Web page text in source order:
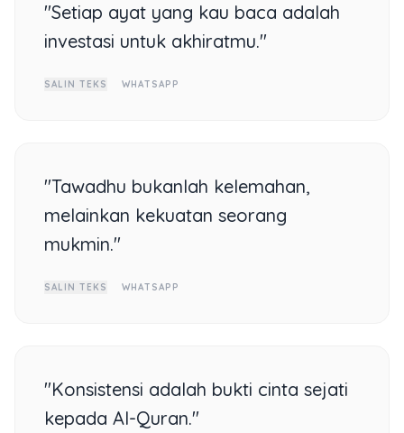
"Setiap ayat yang kau baca adalah
investasi untuk akhiratmu."
SALIN TEKS WHATSAPP
"Tawadhu bukanlah kelemahan,
melainkan kekuatan seorang
mukmin."
SALIN TEKS WHATSAPP
"Konsistensi adalah bukti cinta sejati
kepada Al-Quran."